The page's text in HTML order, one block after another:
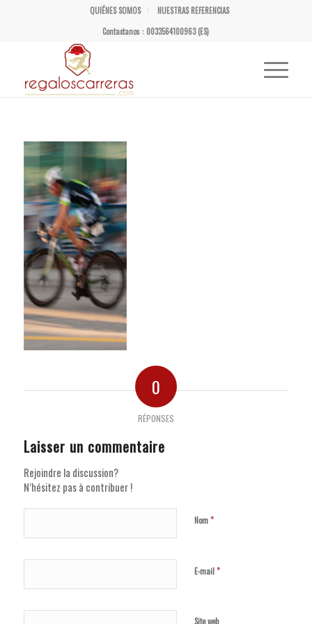
QUIÉNES SOMOS
NUESTRAS REFERENCIAS
Contactanos : 0033564100963 (ES)
0
RÉPONSES
Laisser un commentaire
Rejoindre la discussion?
N’hésitez pas à contribuer !
Nom*
E-mail*
Site web